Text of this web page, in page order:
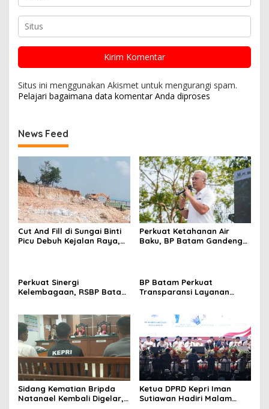
Situs ini menggunakan Akismet untuk mengurangi spam.
Pelajari bagaimana data komentar Anda diproses
News Feed
Cut And Fill di Sungai Binti
Picu Debuh Kejalan Raya,
Perkuat Ketahanan Air
Baku, BP Batam Gandeng
Perkuat Sinergi
Kelembagaan, RSBP Batam
Ketersediaan Obat Aman
BP Batam Perkuat
Transparansi Layanan
Melalui LMS
Sidang Kematian Bripda
Natanael Kembali Digelar,
Ketua DPRD Kepri Iman
Sutiawan Hadiri Malam